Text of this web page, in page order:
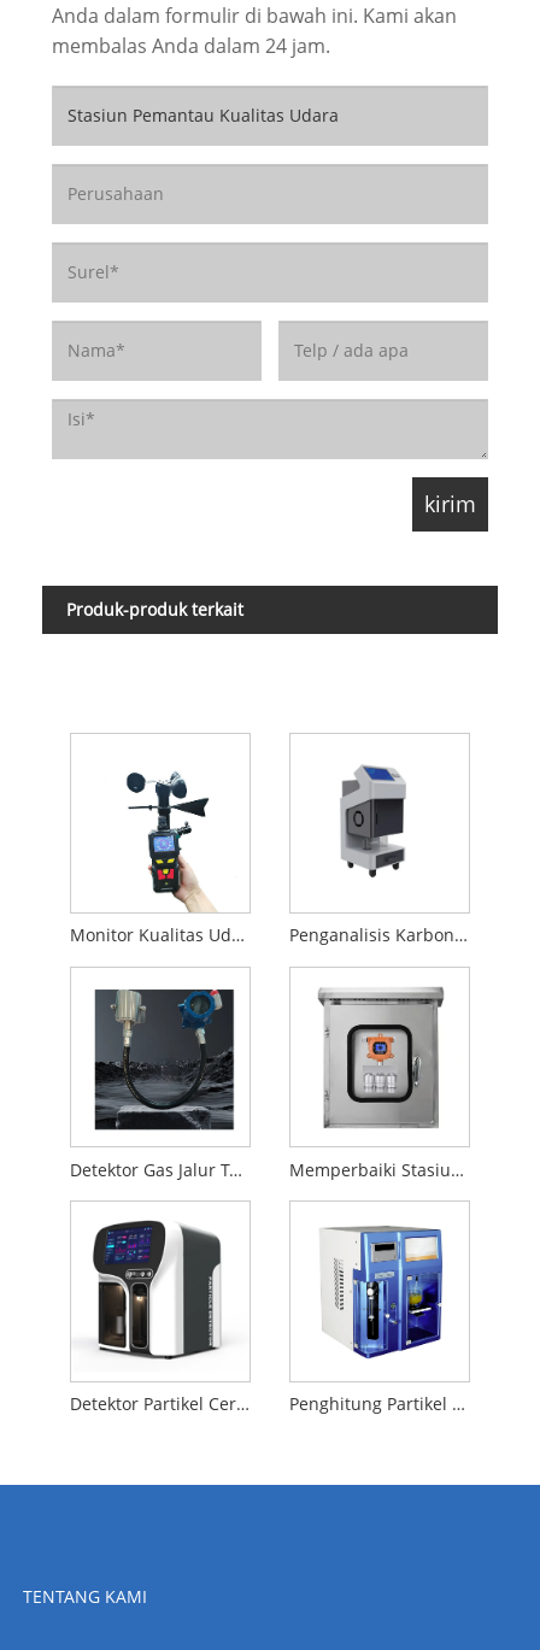
Anda dalam formulir di bawah ini. Kami akan
membalas Anda dalam 24 jam.
Produk-produk terkait
Monitor Kualitas Udara Genggam Penganalisis Karbon Organik Total TA-205E
Detektor Gas Jalur Terbuka Memperbaiki Stasiun Kualitas Udara Online
Detektor Partikel Cerdas Penghitung Partikel Cair Cerdas LPC-7CE
TENTANG KAMI